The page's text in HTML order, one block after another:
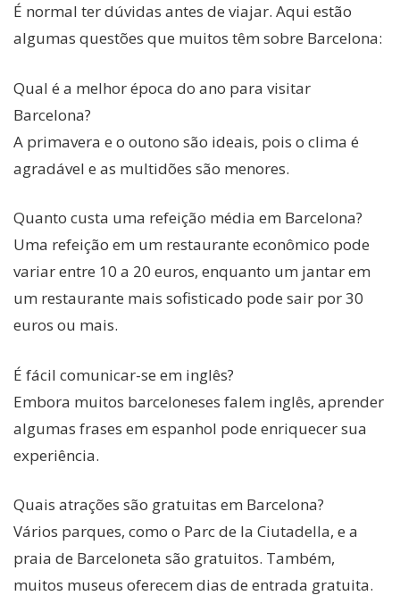
É normal ter dúvidas antes de viajar. Aqui estão
algumas questões que muitos têm sobre Barcelona:
Qual é a melhor época do ano para visitar
Barcelona?
A primavera e o outono são ideais, pois o clima é
agradável e as multidões são menores.
Quanto custa uma refeição média em Barcelona?
Uma refeição em um restaurante econômico pode
variar entre 10 a 20 euros, enquanto um jantar em
um restaurante mais sofisticado pode sair por 30
euros ou mais.
É fácil comunicar-se em inglês?
Embora muitos barceloneses falem inglês, aprender
algumas frases em espanhol pode enriquecer sua
experiência.
Quais atrações são gratuitas em Barcelona?
Vários parques, como o Parc de la Ciutadella, e a
praia de Barceloneta são gratuitos. Também,
muitos museus oferecem dias de entrada gratuita.